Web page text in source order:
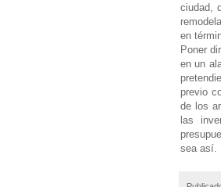
ciudad,
en
Poner
en un
previo
de los
las
sea